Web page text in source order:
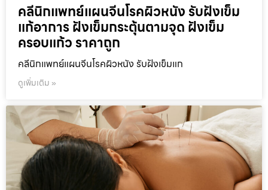
คลีนิกแพทย์แผนจีนโรคผิวหนัง รับฝังเข็ม
แก้อาการ ฝังเข็มกระตุ้นตามจุด ฝังเข็ม
ครอบแก้ว ราคาถูก
คลีนิกแพทย์แผนจีนโรคผิวหนัง รับฝังเข็มแก
ดูเพิ่มเติม »